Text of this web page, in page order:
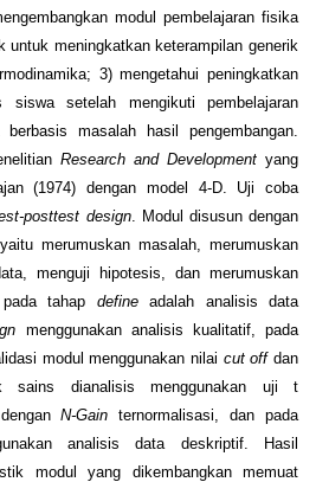
modul pembelajaran fisika
untuk meningkatkan keterampilan generik
3) mengetahui peningkatkan
siswa setelah mengikuti pembelajaran
masalah hasil pengembangan.
Research and Development yang
(1974) dengan model 4-D. Uji coba
posttest design. Modul disusun dengan
merumuskan masalah, merumuskan
menguji hipotesis, dan merumuskan
tahap defineadalah analisis data
menggunakan analisis kualitatif, pada
modul menggunakan nilai cut offdan
sains dianalisis menggunakan uji t
denganN-Gainternormalisasi, dan pada
analisis data deskriptif. Hasil
modul yang dikembangkan memuat